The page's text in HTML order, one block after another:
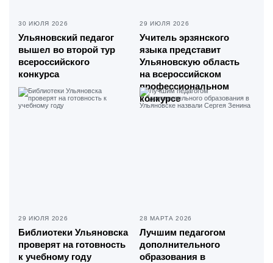
30 ИЮЛЯ 2026
Ульяновский педагог
вышел во второй тур
всероссийского
конкурса
29 ИЮЛЯ 2026
Учитель эрзянского
языка представит
Ульяновскую область
на всероссийском
профессиональном
конкурсе
29 ИЮЛЯ 2026
Библиотеки Ульяновска
проверят на готовность
к учебному году
28 МАРТА 2026
Лучшим педагогом
дополнительного
образования в